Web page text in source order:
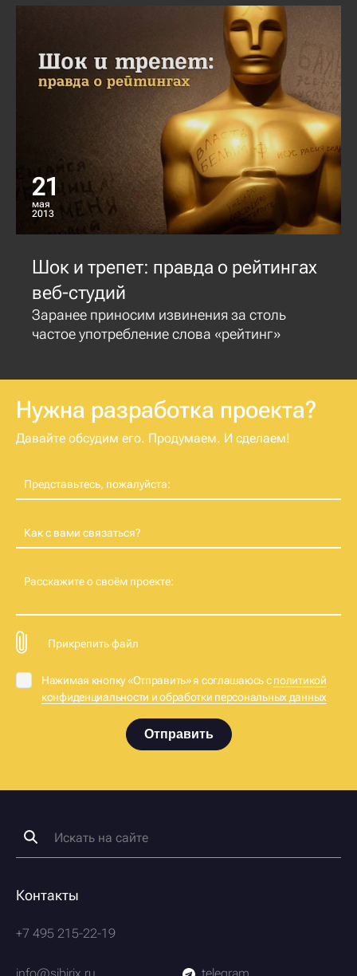
21
мая
2013
Шок и трепет: правда о рейтингах
веб-студий
Заранее приносим извинения за столь
частое употребление слова «рейтинг»
Нужна разработка проекта?
Давайте обсудим его. Продумаем. И сделаем!
Представьтесь, пожалуйста:
Как с вами связаться?
Расскажите о своём проекте:
Прикрепить файл
Нажимая кнопку «Отправить» я соглашаюсь сполитикой
конфиденциальности и обработки персональных данных
Отправить
Контакты
+7 495 215-22-19
info@sibirix.ru telegram